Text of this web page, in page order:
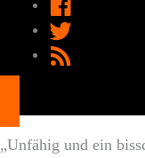
„Unfähig und ein